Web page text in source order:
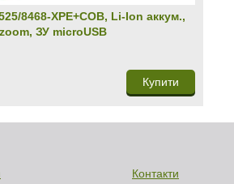
8468-XPE+COB, Li-Ion аккум.,
zoom, ЗУ microUSB
Купити
Контакти